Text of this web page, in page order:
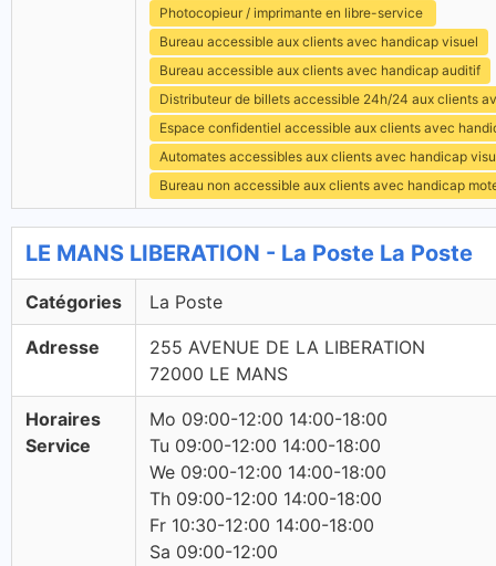
Photocopieur / imprimante en libre-service
Bureau accessible aux clients avec handicap visuel
Bureau accessible aux clients avec handicap auditif
Distributeur de billets accessible 24h/24 aux clients
Espace confidentiel accessible aux clients avec
Automates accessibles aux clients avec handicap
Bureau non accessible aux clients avec handicap
LE MANS LIBERATION - La Poste La Poste
Catégories La Poste
Adresse
255 AVENUE DE LA LIBERATION
72000 LE MANS
Horaires
Service
Mo 09:00-12:00 14:00-18:00
Tu 09:00-12:00 14:00-18:00
We 09:00-12:00 14:00-18:00
Th 09:00-12:00 14:00-18:00
Fr 10:30-12:00 14:00-18:00
Sa 09:00-12:00